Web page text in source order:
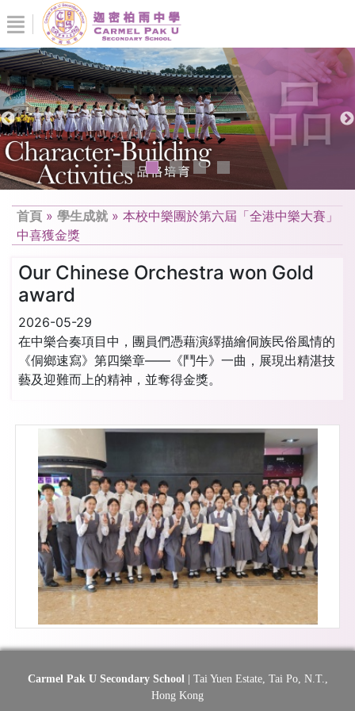
首頁 » 學生成就 » 本校中樂團於第六屆「全港中樂大賽」
中喜獲金獎
Our Chinese Orchestra won Gold
award
2026-05-29
在中樂合奏項目中，團員們憑藉演繹描繪侗族民俗風情的
《侗鄉速寫》第四樂章——《鬥牛》一曲，展現出精湛技
藝及迎難而上的精神，並奪得金獎。
Carmel Pak U Secondary School | Tai Yuen Estate, Tai Po, N.T.,
Hong Kong